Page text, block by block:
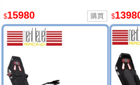
$15980 $